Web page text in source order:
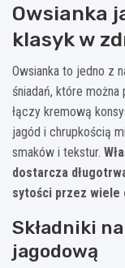
Owsianka
klasyk w
Owsianka to jedno z
śniadań, które
łączy kremową
jagód i chrupkością
smaków i tekstur.
dostarcza
sytości przez wiele
Składniki
jagodową